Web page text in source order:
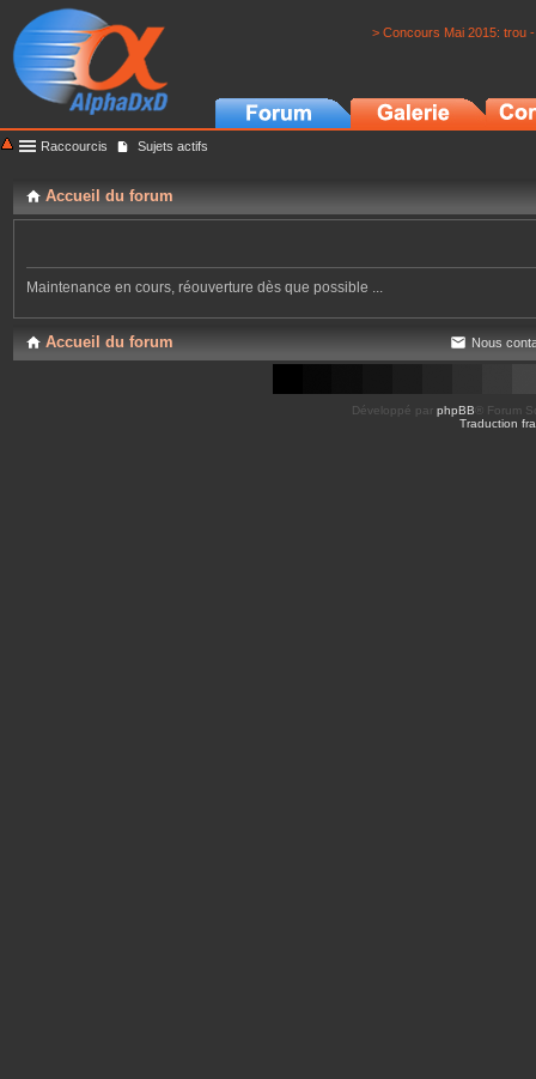
> Concours Mai 2015: trou
Raccourcis Sujets actifs
Accueil du forum
Maintenance en cours, réouverture dès que possible ...
Accueil du forum Nous
Développé par phpBB ® Forum
Traduction